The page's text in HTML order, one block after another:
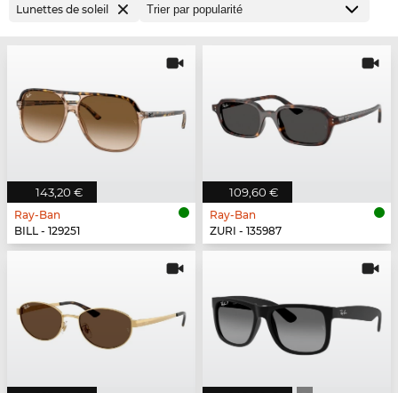
Lunettes de soleil
143,20 €
Ray-Ban
BILL - 129251
109,60 €
Ray-Ban
ZURI - 135987